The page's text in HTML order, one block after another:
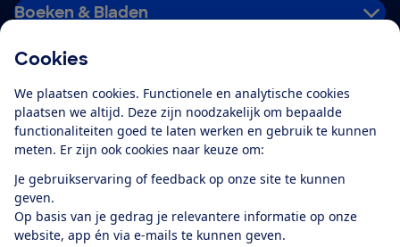
Cookies
We plaatsen cookies. Functionele en analytische cookies
plaatsen we altijd. Deze zijn noodzakelijk om bepaalde
functionaliteiten goed te laten werken en gebruik te kunnen
meten. Er zijn ook cookies naar keuze om:
Je gebruikservaring of feedback op onze site te kunnen
geven.
Op basis van je gedrag je relevantere informatie op onze
website, app én via e-mails te kunnen geven.
Boeken & Bladen
Alles over de
app
Algemene Voorwaarden Privacyverklaring